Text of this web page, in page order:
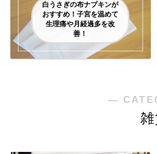
白うさぎの布ナプキンが
おすすめ！子宮を温めて
生理痛や月経過多を改
善！
―